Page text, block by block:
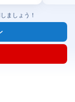
ましょう！